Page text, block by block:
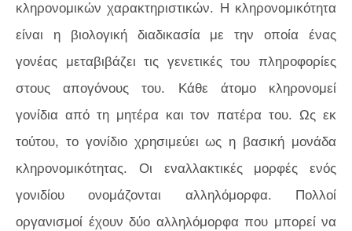
κληρονομικών χαρακτηριστικών. Η κληρονομικότητα
είναι η βιολογική διαδικασία με την οποία ένας
γονέας μεταβιβάζει τις γενετικές του πληροφορίες
στους απογόνους του. Κάθε άτομο κληρονομεί
γονίδια από τη μητέρα και τον πατέρα του. Ως εκ
τούτου, το γονίδιο χρησιμεύει ως η βασική μονάδα
κληρονομικότητας. Οι εναλλακτικές μορφές ενός
γονιδίου ονομάζονται αλληλόμορφα. Πολλοί
οργανισμοί έχουν δύο αλληλόμορφα που μπορεί να